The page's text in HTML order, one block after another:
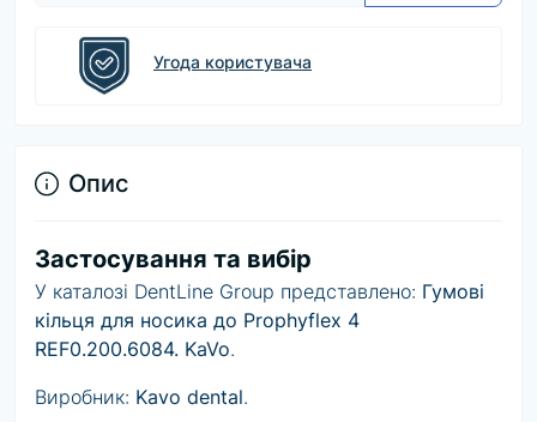
Угода користувача
Опис
Застосування та вибір
У каталозі DentLine Group представлено: Гумові
кільця для носика до Prophyflex 4
REF0.200.6084. KaVo.
Виробник: Kavo dental.